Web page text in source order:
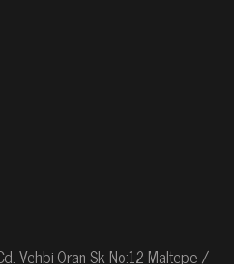
Vehbi Oran Sk No:12 Maltepe /